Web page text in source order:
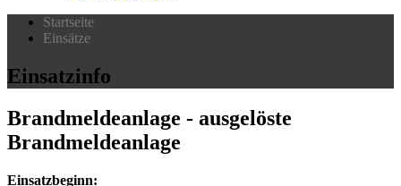
Startseite
Einsätze
Einsatzinfo
Brandmeldeanlage - ausgelöste
Brandmeldeanlage
Einsatzbeginn: